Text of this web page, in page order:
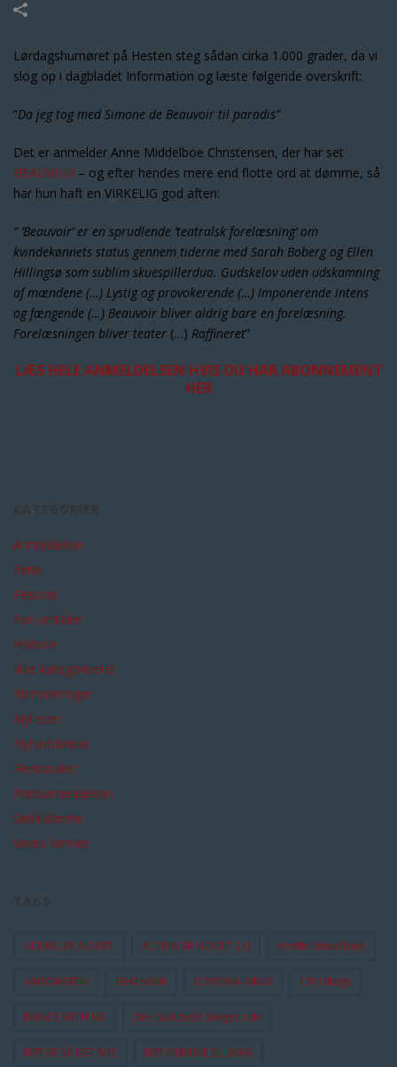
Lørdagshumøret på Hesten steg sådan cirka 1.000 grader, da vi
slog op i dagbladet Information og læste følgende overskrift:
“Da jeg tog med Simone de Beauvoir til paradis”
Det er anmelder Anne Middelboe Christensen, der har set
BEAUVOIR – og efter hendes mere end flotte ord at dømme, så
har hun haft en VIRKELIG god aften:
” ’Beauvoir’ er en sprudlende ’teatralsk forelæsning’ om
kvindekønnets status gennem tiderne med Sarah Boberg og Ellen
Hillingsø som sublim skuespillerduo. Gudskelov uden udskamning
af mændene (…) Lystig og provokerende (…) Imponerende intens
og fængende (…) Beauvoir bliver aldrig bare en forelæsning.
Forelæsningen bliver teater (…) Raffineret”
LÆS HELE ANMELDELSEN HVIS DU HAR ABONNEMENT
HER
Anmeldelser
Ferie
Festival
For-omtaler
Historie
Ikke kategoriseret
Nomineringer
Nyheder
Nyhedsbreve
Personalet
Pressemeddelser
Selskaberne
Vores Venner
ALTING ER NOGET ALTING ER NOGET 2.0 Anette Støvelbæk
ANKOMSTEN BEAUVOIR CORONA-VIRUS CPH Stage
DANCE WITH ME Den Skaldede Sangerinde
DET ER SÅ DET NYE DET FILMISKE SELSKAB